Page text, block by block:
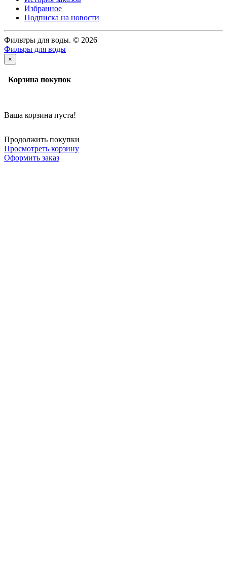
Избранное
Подписка на новости
Фильтры для воды. © 2026
Фильры для воды
×
Корзина покупок
Ваша корзина пуста!
Продолжить покупки
Просмотреть корзину
Оформить заказ